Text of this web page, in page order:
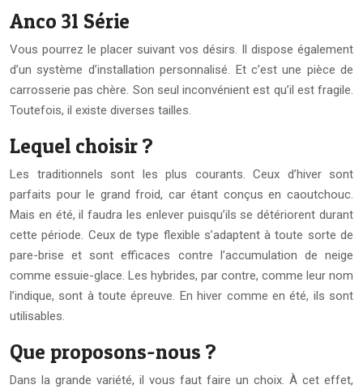
Anco 31 Série
Vous pourrez le placer suivant vos désirs. Il dispose également
d’un système d’installation personnalisé. Et c’est une pièce de
carrosserie pas chère. Son seul inconvénient est qu’il est fragile.
Toutefois, il existe diverses tailles.
Lequel choisir ?
Les traditionnels sont les plus courants. Ceux d’hiver sont
parfaits pour le grand froid, car étant conçus en caoutchouc.
Mais en été, il faudra les enlever puisqu’ils se détériorent durant
cette période. Ceux de type flexible s’adaptent à toute sorte de
pare-brise et sont efficaces contre l’accumulation de neige
comme essuie-glace. Les hybrides, par contre, comme leur nom
l’indique, sont à toute épreuve. En hiver comme en été, ils sont
utilisables.
Que proposons-nous ?
Dans la grande variété, il vous faut faire un choix. À cet effet,